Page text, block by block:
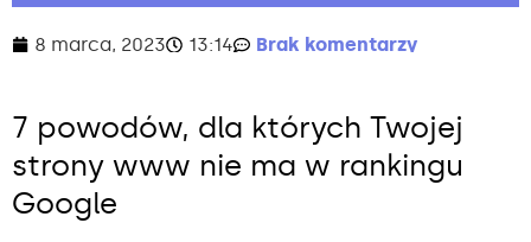
8 marca, 2023 13:14 Brak komentarzy
7 powodów, dla których Twojej
strony www nie ma w rankingu
Google